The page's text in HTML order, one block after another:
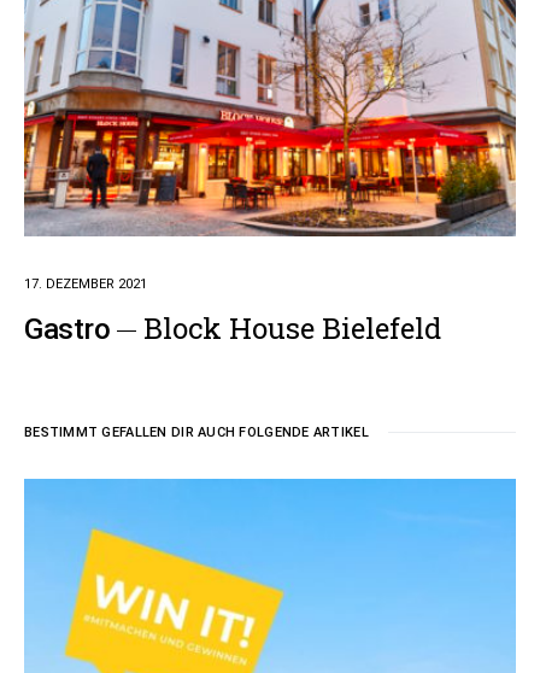
17. DEZEMBER 2021
Gastro Block House Bielefeld
BESTIMMT GEFALLEN DIR AUCH FOLGENDE ARTIKEL